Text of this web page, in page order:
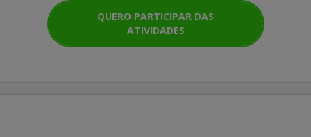
QUERO PARTICIPAR DAS
ATIVIDADES